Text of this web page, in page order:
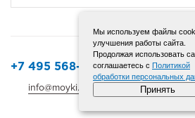
+7 495 568-12-72
©
info@moyki.ru
Карта сайта
Мы используем файлы
улучшения работы сайта.
Продолжая использовать
соглашаетесь с Политикой
обработки персональных
Принять